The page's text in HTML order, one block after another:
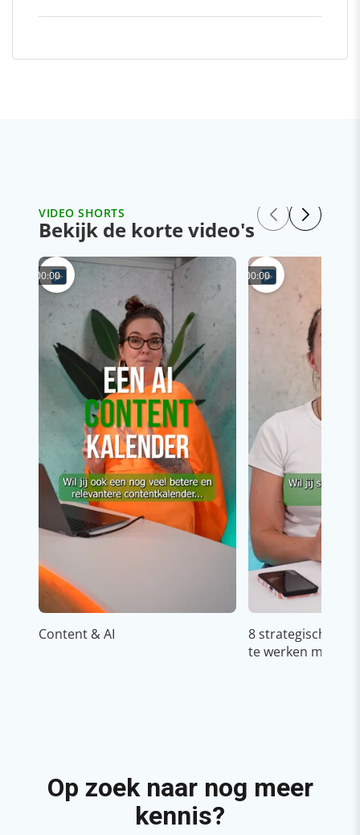
VIDEO SHORTS
Bekijk de korte video's
00:00
Content & AI
00:00
8 strategische
te werken met
Op zoek naar nog meer
kennis?